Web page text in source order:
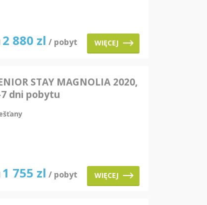
2 880 zl / pobyt WIĘCEJ
STAY MAGNOLIA 2020,
dni pobytu
1 755 zl / pobyt WIĘCEJ